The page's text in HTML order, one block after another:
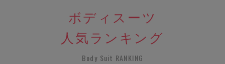
ボディスーツ
人気ランキング
Body Suit RANKING